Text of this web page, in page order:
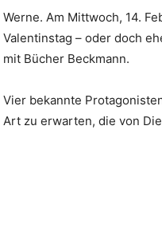
Werne. Am Mittwoch, 14.
Valentinstag – oder doch
mit Bücher Beckmann.
Vier bekannte
Art zu erwarten, die von